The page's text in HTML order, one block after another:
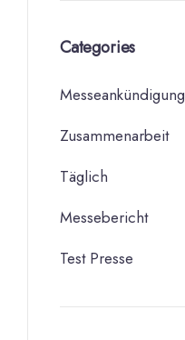
Categories
Messeankündigung
Zusammenarbeit
Täglich
Messebericht
Test Presse